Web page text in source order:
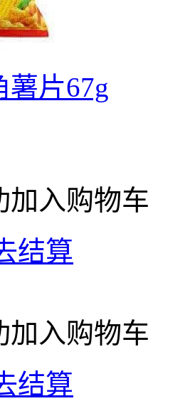
薯片67g
加入购物车
结算
加入购物车
结算